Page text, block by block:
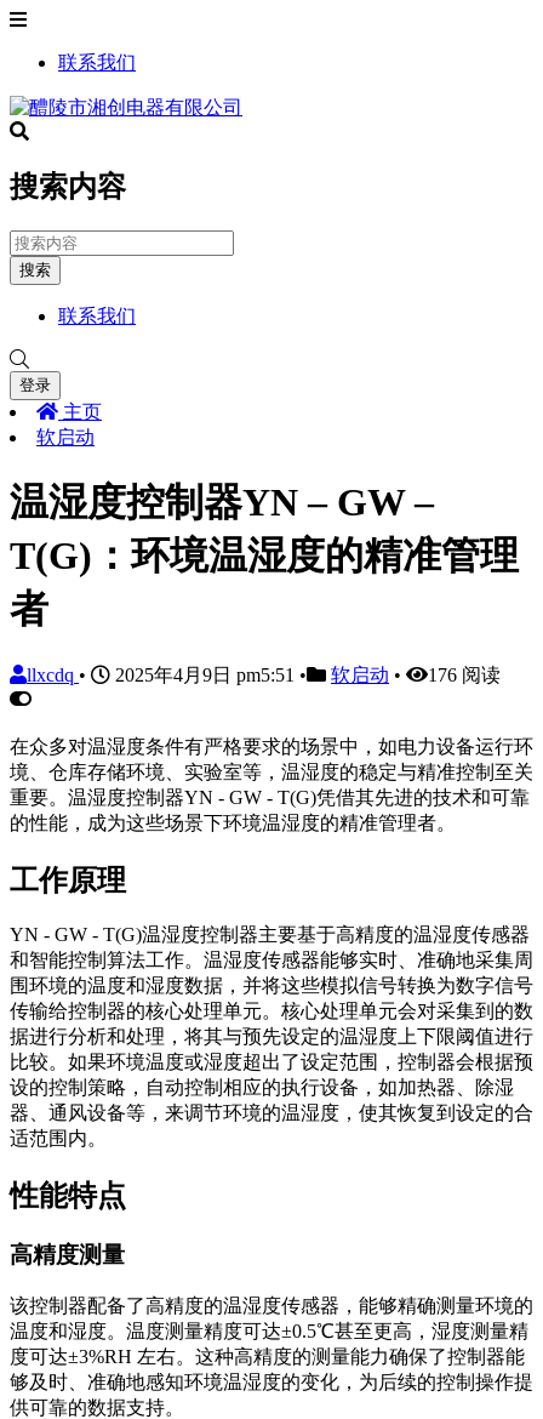
联系我们
搜索内容
搜索
联系我们
登录
主页
软启动
温湿度控制器YN – GW –
T(G)：环境温湿度的精准管理
者
llxcdq • 2025年4月9日 pm5:51 • 软启动 • 176 阅读
在众多对温湿度条件有严格要求的场景中，如电力设备运行环
境、仓库存储环境、实验室等，温湿度的稳定与精准控制至关
重要。温湿度控制器YN - GW - T(G)凭借其先进的技术和可靠
的性能，成为这些场景下环境温湿度的精准管理者。
工作原理
YN - GW - T(G)温湿度控制器主要基于高精度的温湿度传感器
和智能控制算法工作。温湿度传感器能够实时、准确地采集周
围环境的温度和湿度数据，并将这些模拟信号转换为数字信号
传输给控制器的核心处理单元。核心处理单元会对采集到的数
据进行分析和处理，将其与预先设定的温湿度上下限阈值进行
比较。如果环境温度或湿度超出了设定范围，控制器会根据预
设的控制策略，自动控制相应的执行设备，如加热器、除湿
器、通风设备等，来调节环境的温湿度，使其恢复到设定的合
适范围内。
性能特点
高精度测量
该控制器配备了高精度的温湿度传感器，能够精确测量环境的
温度和湿度。温度测量精度可达±0.5℃甚至更高，湿度测量精
度可达±3%RH 左右。这种高精度的测量能力确保了控制器能
够及时、准确地感知环境温湿度的变化，为后续的控制操作提
供可靠的数据支持。